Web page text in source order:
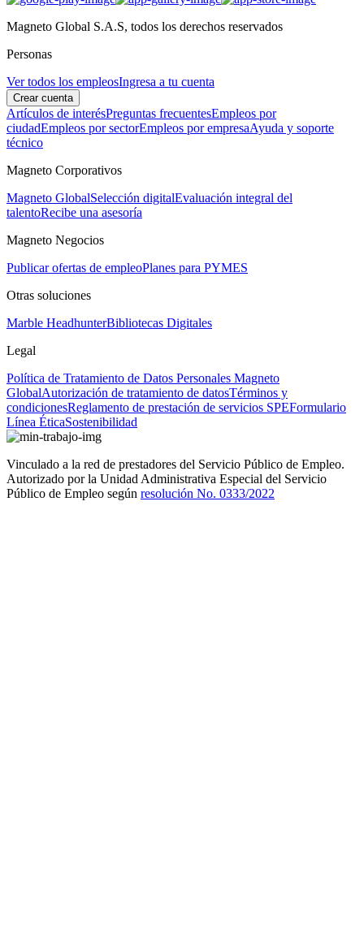
Magneto Global S.A.S, todos los derechos reservados
Personas
Ver todos los empleosIngresa a tu cuenta
Crear cuenta
Artículos de interésPreguntas frecuentesEmpleos por
ciudadEmpleos por sectorEmpleos por empresaAyuda y soporte
técnico
Magneto Corporativos
Magneto GlobalSelección digitalEvaluación integral del
talentoRecibe una asesoría
Magneto Negocios
Publicar ofertas de empleoPlanes para PYMES
Otras soluciones
Marble HeadhunterBibliotecas Digitales
Legal
Política de Tratamiento de Datos Personales Magneto
GlobalAutorización de tratamiento de datosTérminos y
condicionesReglamento de prestación de servicios SPEFormulario
Línea ÉticaSostenibilidad
Vinculado a la red de prestadores del Servicio Público de Empleo.
Autorizado por la Unidad Administrativa Especial del Servicio
Público de Empleo según resolución No. 0333/2022